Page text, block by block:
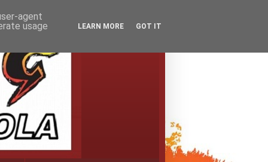
agent
usage
LEARN MORE GOT IT